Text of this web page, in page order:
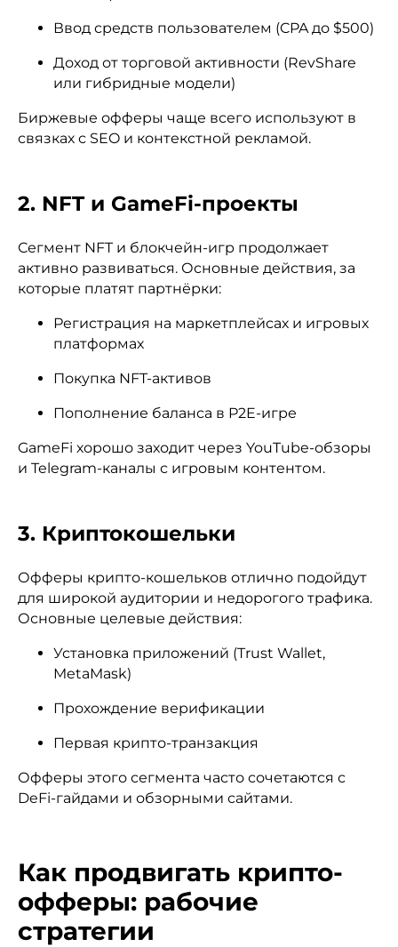
Ввод средств пользователем (CPA до $500)
Доход от торговой активности (RevShare
или гибридные модели)
Биржевые офферы чаще всего используют в
связках с SEO и контекстной рекламой.
2. NFT и GameFi-проекты
Сегмент NFT и блокчейн-игр продолжает
активно развиваться. Основные действия, за
которые платят партнёрки:
Регистрация на маркетплейсах и игровых
платформах
Покупка NFT-активов
Пополнение баланса в P2E-игре
GameFi хорошо заходит через YouTube-обзоры
и Telegram-каналы с игровым контентом.
3. Криптокошельки
Офферы крипто-кошельков отлично подойдут
для широкой аудитории и недорогого трафика.
Основные целевые действия:
Установка приложений (Trust Wallet,
MetaMask)
Прохождение верификации
Первая крипто-транзакция
Офферы этого сегмента часто сочетаются с
DeFi-гайдами и обзорными сайтами.
Как продвигать крипто-
офферы: рабочие
стратегии